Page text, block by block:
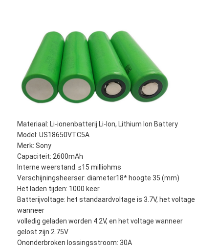
Huis
Producten
Ongeveer ons
Fabrieksreis
Materiaal: Li-ionenbatterij Li-Ion, Lithium Ion Battery
Model: US18650VTC5A
Merk: Sony
Capaciteit: 2600mAh
Interne weerstand: ≤15 milliohms
Verschijningsheerser: diameter18* hoogte 35 (mm)
Het laden tijden: 1000 keer
Batterijvoltage: het standaardvoltage is 3.7V, het voltage
wanneer
volledig geladen worden 4.2V, en het voltage wanneer
gelost zijn 2.75V
Ononderbroken lossingsstroom: 30A